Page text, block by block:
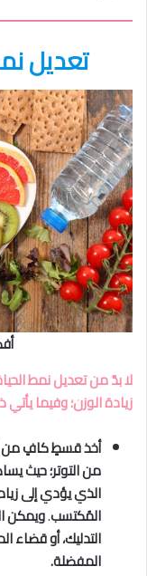
تعديل
لا بدّ من تعديل نمط
زيادة الوزن؛ وفيما
من التوتر؛ حيث
الذي يؤدي إلى
المُكتسب.ويمكن
التدليك، أو
المفضلة.